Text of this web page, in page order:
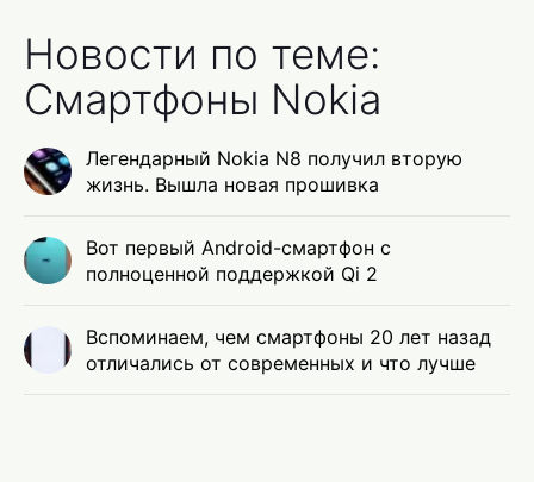
Новости по теме:
Смартфоны Nokia
Легендарный Nokia N8 получил вторую
жизнь. Вышла новая прошивка
Вот первый Android-смартфон с
полноценной поддержкой Qi 2
Вспоминаем, чем смартфоны 20 лет назад
отличались от современных и что лучше